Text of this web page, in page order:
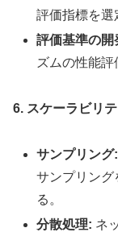
評価指標を選
評価基準の開
ズムの性能評
6. スケーラビリ
サンプリング:
サンプリング
る。
分散処理: ネ